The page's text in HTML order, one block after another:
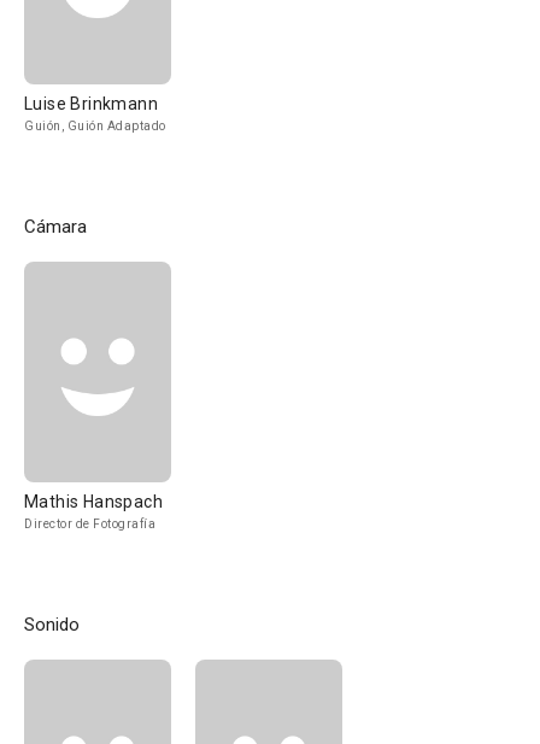
Luise Brinkmann
Guión, Guión Adaptado
Cámara
Mathis Hanspach
Director de Fotografía
Sonido